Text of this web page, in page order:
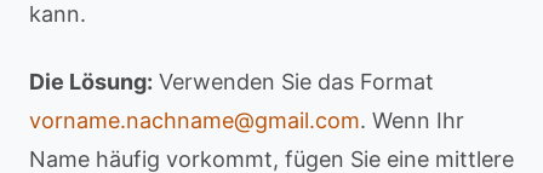
kann.
Die Lösung: Verwenden Sie das Format
vorname.nachname@gmail.com. Wenn Ihr
Name häufig vorkommt, fügen Sie eine mittlere